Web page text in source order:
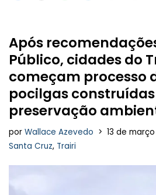
Após
Público, cidades do
começam processo
pocilgas
preservação
por Wallace Azevedo
13 de
Santa Cruz, Trairi